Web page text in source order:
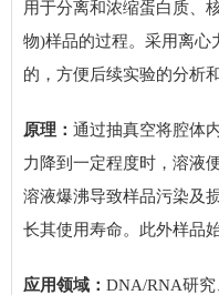
用于分离和浓缩蛋白质、
物)样品的过程。采用离心
的，方便后续实验的分析
原理： 通过抽真空将腔体
力降到一定程度时，溶液
溶液爆沸导致样品污染及
长其使用寿命。此外样品
应用领域： DNA/RNA研